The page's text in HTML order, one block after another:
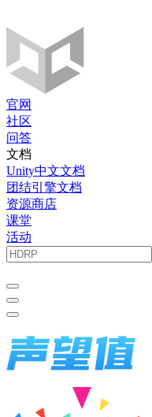
官网
社区
问答
文档
Unity中文文档
团结引擎文档
资源商店
课堂
活动